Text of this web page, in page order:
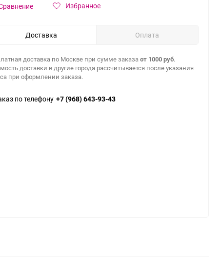
Избранное
Доставка Оплата
доставка по Москве при сумме заказаот 1000 руб.
доставки в другие города рассчитывается после указания
при оформлении заказа.
по телефону +7 (968) 643-93-43